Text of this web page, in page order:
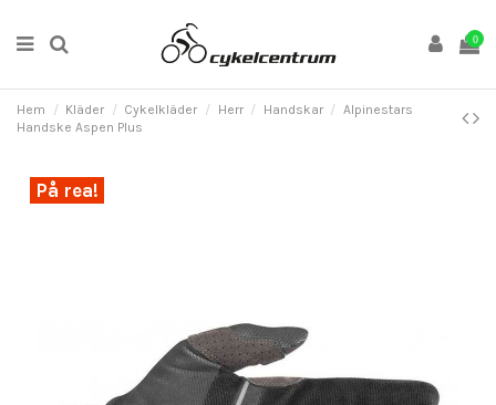
0
Hem Kläder Cykelkläder Herr Handskar
Alpinestars
Handske Aspen Plus
På rea!